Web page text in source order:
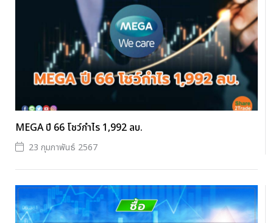
MEGA ปี 66 โชว์กำไร 1,992 ลบ.
23 กุมภาพันธ์ 2567